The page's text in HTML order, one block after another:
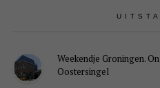
Weekendje Groningen.
Oostersingel